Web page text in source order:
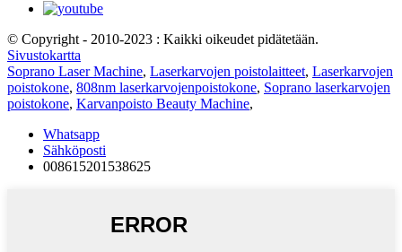
© Copyright - 2010-2023 : Kaikki oikeudet pidätetään.
Sivustokartta
Soprano Laser Machine, Laserkarvojen poistolaitteet, Laserkarvojen
poistokone, 808nm laserkarvojenpoistokone, Soprano laserkarvojen
poistokone, Karvanpoisto Beauty Machine,
Whatsapp
Sähköposti
008615201538625